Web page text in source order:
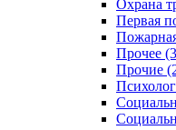
Охрана
Первая
Прочее
Прочие